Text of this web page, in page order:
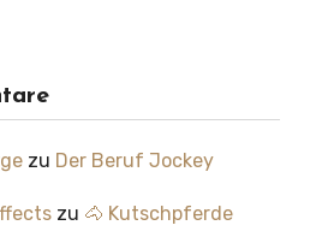
zu Der Beruf Jockey
zu 🐴 Kutschpferde